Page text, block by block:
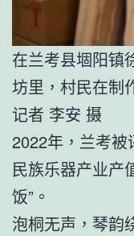
在兰考县堌阳镇
坊里，村民在制
记者 李安 摄
2022年，兰考被
民族乐器产业产
饭”。
泡桐无声，琴韵